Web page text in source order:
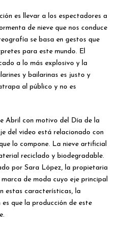
es llevar a los espectadores a
de nieve que nos conduce
se basa en gestos que
para este mundo. El
a lo más explosivo y la
y bailarinas es justo y
al público y no es
Abril con motivo del Día de la
del video está relacionado con
lo compone. La nieve artificial
reciclado y biodegradable.
por Sara López, la propietaria
de moda cuyo eje principal
estas características, la
que la producción de este